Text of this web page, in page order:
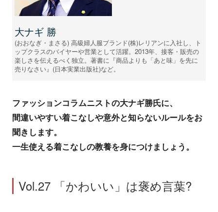
大ナギ 勝
(おおなぎ・まさる) 高級婦人服ブランド(株)レリアンに入社し、ト
ップクラスのバイヤーや営業として活躍。2013年、接客・販売の
楽しさを伝えるべく独立。著書に『商品よりも「あと味」を先に
売りなさい』(日本実業出版社)など。
ファッションコラムニストの大ナギ勝氏に、
間違いやすい着こなしや意外と知らないルールをお
聞きします。
一生使える着こなしの教養を身につけましょう。
Vol.27 「かわいい」は褒め言葉?